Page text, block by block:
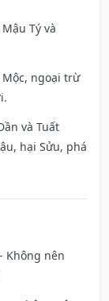
Tý và
ngoại trừ
và Tuất
hại Sửu, phá
Không nên